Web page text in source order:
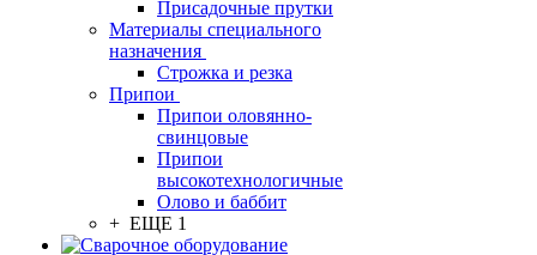
Присадочные прутки
Материалы специального
назначения
Строжка и резка
Припои
Припои оловянно-
свинцовые
Припои
высокотехнологичные
Олово и баббит
+ ЕЩЕ 1